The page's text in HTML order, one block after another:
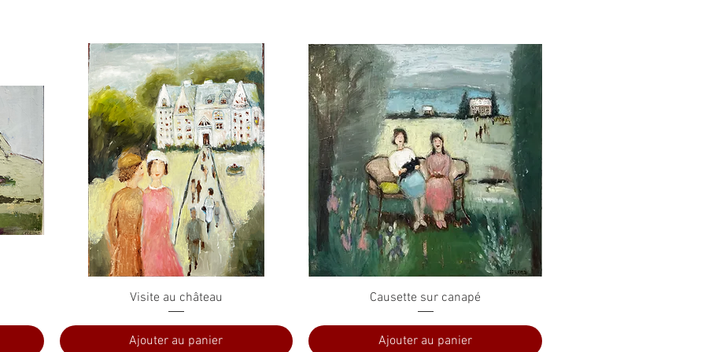
Aperçu rapide
Visite au château
Ajouter au panier
Aperçu rapide
Causette sur canapé
Ajouter au panier